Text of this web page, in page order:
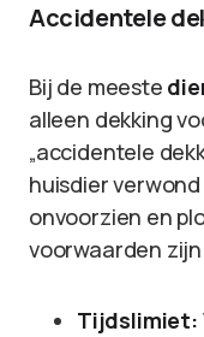
Accidentele
Bij de meeste
alleen dekking
„accidentele
huisdier
onvoorzien en
voorwaarden
Tijdslimiet: